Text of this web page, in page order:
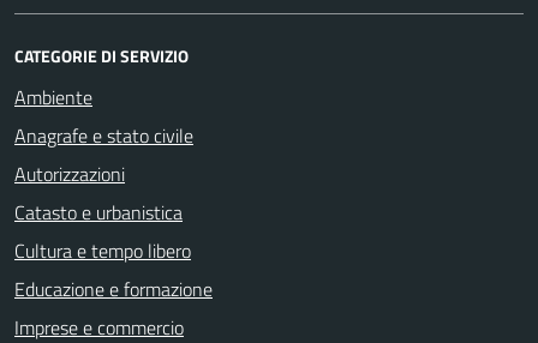
CATEGORIE DI SERVIZIO
Ambiente
Anagrafe e stato civile
Autorizzazioni
Catasto e urbanistica
Cultura e tempo libero
Educazione e formazione
Imprese e commercio